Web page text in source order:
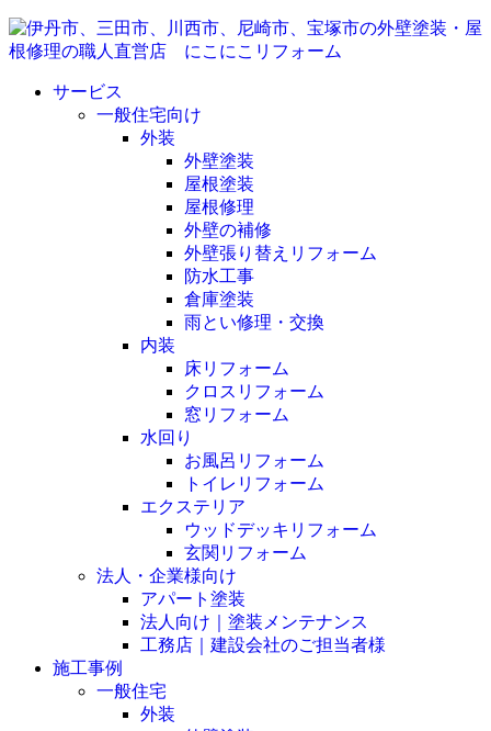
サービス
一般住宅向け
外装
外壁塗装
屋根塗装
屋根修理
外壁の補修
外壁張り替えリフォーム
防水工事
倉庫塗装
雨とい修理・交換
内装
床リフォーム
クロスリフォーム
窓リフォーム
水回り
お風呂リフォーム
トイレリフォーム
エクステリア
ウッドデッキリフォーム
玄関リフォーム
法人・企業様向け
アパート塗装
法人向け｜塗装メンテナンス
工務店｜建設会社のご担当者様
施工事例
一般住宅
外装